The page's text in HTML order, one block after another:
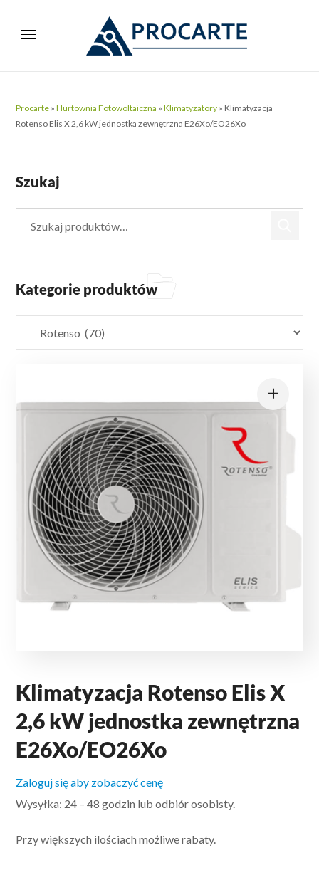
Procarte »Hurtownia Fotowoltaiczna »Klimatyzatory » Klimatyzacja
Rotenso Elis X 2,6 kW jednostka zewnętrzna E26Xo/EO26Xo
Klimatyzacja Rotenso Elis X
2,6 kW jednostka zewnętrzna
E26Xo/EO26Xo
Zaloguj się aby zobaczyć cenę
Wysyłka: 24 – 48 godzin lub odbiór osobisty.
Przy większych ilościach możliwe rabaty.
Szukaj
Kategorie produktów